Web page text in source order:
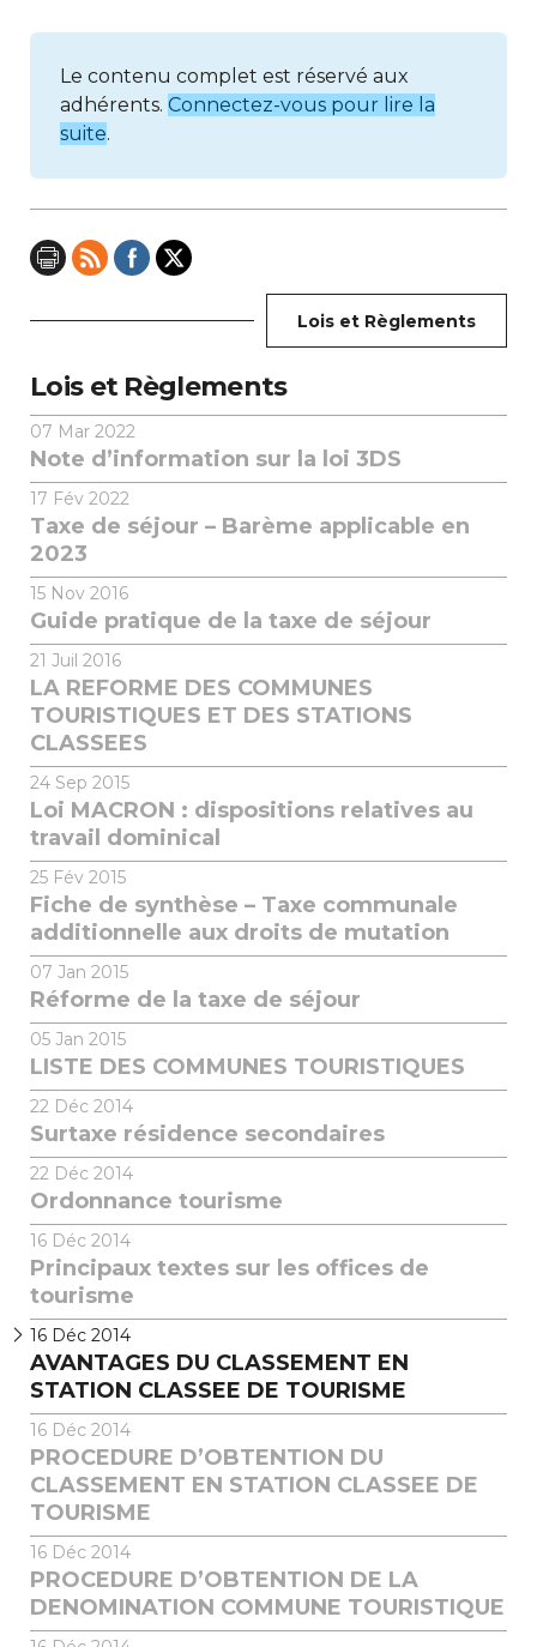
Le contenu complet est réservé aux
adhérents. Connectez-vous pour lire la
suite.
Lois et Règlements
Lois et Règlements
07 Mar 2022
Note d’information sur la loi 3DS
17 Fév 2022
Taxe de séjour – Barème applicable en
2023
15 Nov 2016
Guide pratique de la taxe de séjour
21 Juil 2016
LA REFORME DES COMMUNES
TOURISTIQUES ET DES STATIONS
CLASSEES
24 Sep 2015
Loi MACRON : dispositions relatives au
travail dominical
25 Fév 2015
Fiche de synthèse – Taxe communale
additionnelle aux droits de mutation
07 Jan 2015
Réforme de la taxe de séjour
05 Jan 2015
LISTE DES COMMUNES TOURISTIQUES
22 Déc 2014
Surtaxe résidence secondaires
22 Déc 2014
Ordonnance tourisme
16 Déc 2014
Principaux textes sur les offices de
tourisme
16 Déc 2014
AVANTAGES DU CLASSEMENT EN
STATION CLASSEE DE TOURISME
16 Déc 2014
PROCEDURE D’OBTENTION DU
CLASSEMENT EN STATION CLASSEE DE
TOURISME
16 Déc 2014
PROCEDURE D’OBTENTION DE LA
DENOMINATION COMMUNE TOURISTIQUE